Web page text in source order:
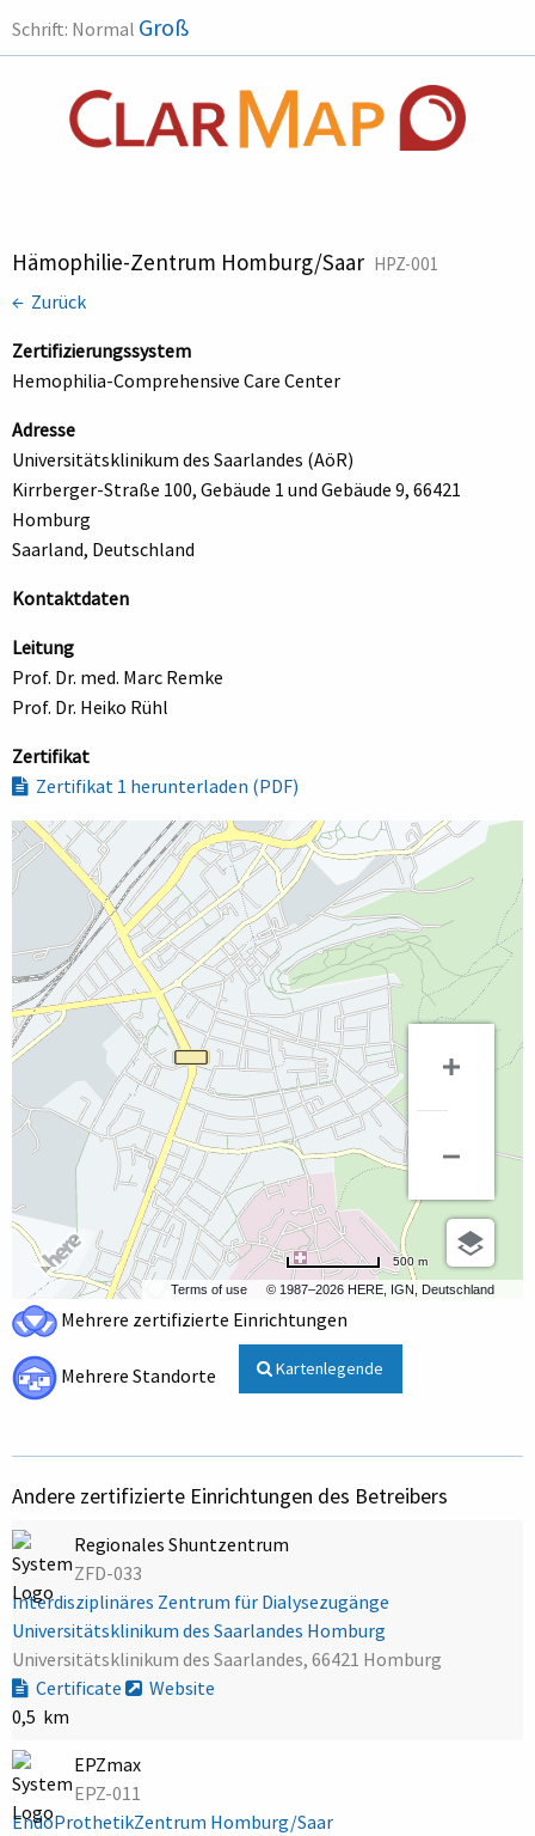
Schrift: Normal Groß
Hämophilie-Zentrum Homburg/Saar HPZ-001
← Zurück
Zertifizierungssystem
Hemophilia-Comprehensive Care Center
Adresse
Universitätsklinikum des Saarlandes (AöR)
Kirrberger-Straße 100, Gebäude 1 und Gebäude 9, 66421
Homburg
Saarland, Deutschland
Kontaktdaten
Leitung
Prof. Dr. med. Marc Remke
Prof. Dr. Heiko Rühl
Zertifikat
Zertifikat 1 herunterladen (PDF)
Terms of use © 1987–2026 HERE, IGN, Deutschland
500 m
Mehrere zertifizierte Einrichtungen
Mehrere Standorte Kartenlegende
Andere zertifizierte Einrichtungen des Betreibers
Regionales Shuntzentrum
ZFD-033
Interdisziplinäres Zentrum für Dialysezugänge
Universitätsklinikum des Saarlandes Homburg
Universitätsklinikum des Saarlandes, 66421 Homburg
Certificate
Website
0,5 km
EPZmax
EPZ-011
EndoProthetikZentrum Homburg/Saar